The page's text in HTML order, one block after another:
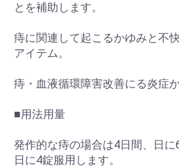
とを補助します。
痔に関連して起こるかゆみと不
アイテム。
痔・血液循環障害改善にる炎症
■用法用量
発作的な痔の場合は4日間、日
日に4錠服用します。